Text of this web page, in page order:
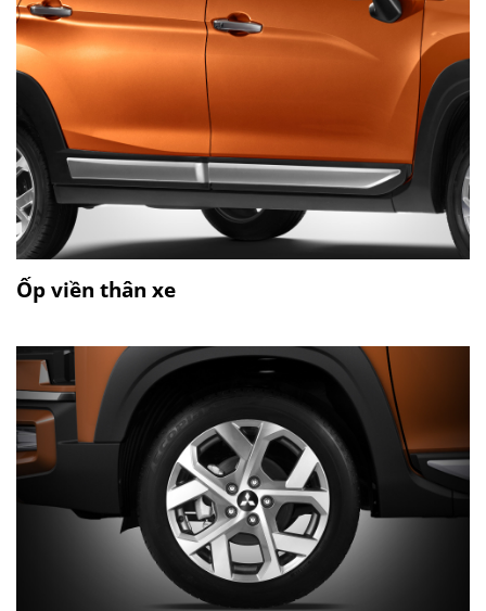
Ốp viền thân xe